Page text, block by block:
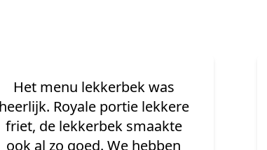
Goede zaak. Lekkere patat.
Kom hier al jaren en de
kwaliteit blijft goed.